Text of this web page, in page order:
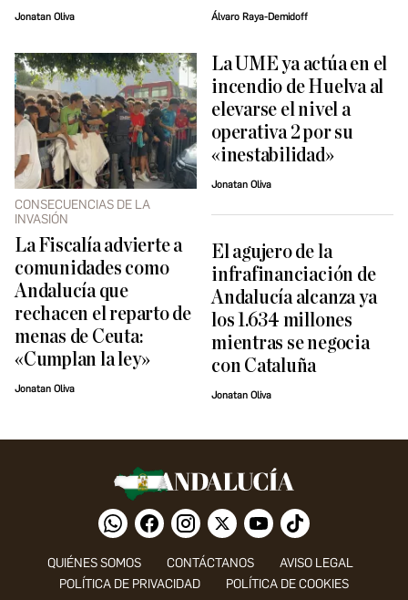
Jonatan Oliva Álvaro Raya-Demidoff
CONSECUENCIAS DE LA
INVASIÓN
La Fiscalía advierte a
comunidades como
Andalucía que
rechacen el reparto de
menas de Ceuta:
«Cumplan la ley»
Jonatan Oliva
La UME ya actúa en el
incendio de Huelva al
elevarse el nivel a
operativa 2 por su
«inestabilidad»
Jonatan Oliva
El agujero de la
infrafinanciación de
Andalucía alcanza ya
los 1.634 millones
mientras se negocia
con Cataluña
Jonatan Oliva
QUIÉNES SOMOS CONTÁCTANOS
AVISO LEGAL
POLÍTICA DE PRIVACIDAD
POLÍTICA DE COOKIES